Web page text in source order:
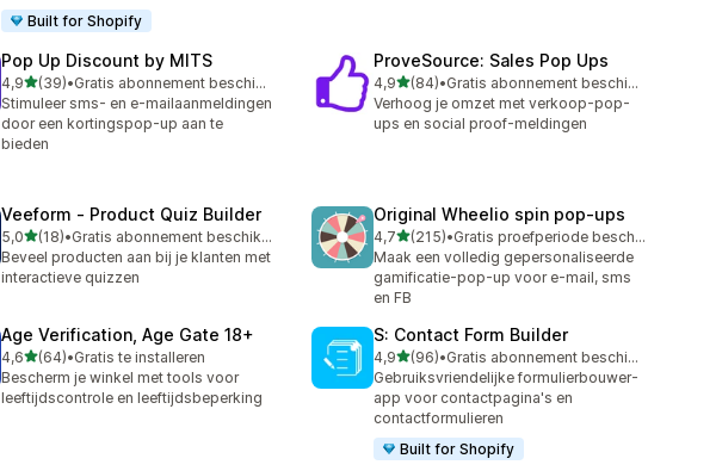
Built for Shopify
Pop Up Discount by MITS
4,9van 5 sterren
(39)
39 recensies in totaal
•
Gratis abonnement beschikbaar
Stimuleer sms- en e-mailaanmeldingen
door een kortingspop-up aan te
bieden
ProveSource: Sales Pop Ups
4,9van 5 sterren
(84)
84 recensies in totaal
•
Gratis abonnement beschikbaar
Verhoog je omzet met verkoop-pop-
ups en social proof-meldingen
Veeform ‑ Product Quiz Builder
5,0van 5 sterren
(18)
18 recensies in totaal
•
Gratis abonnement beschikbaar
Beveel producten aan bij je klanten met
interactieve quizzen
Original Wheelio spin pop‑ups
4,7van 5 sterren
(215)
215 recensies in totaal
•
Gratis proefperiode beschikbaar
Maak een volledig gepersonaliseerde
gamificatie-pop-up voor e-mail, sms
en FB
Age Verification, Age Gate 18+
4,6van 5 sterren
(64)
64 recensies in totaal
•Gratis te installeren
Bescherm je winkel met tools voor
leeftijdscontrole en leeftijdsbeperking
S: Contact Form Builder
4,9van 5 sterren
(96)
96 recensies in totaal
•
Gratis abonnement beschikbaar
Gebruiksvriendelijke formulierbouwer-
app voor contactpagina's en
contactformulieren
Built for Shopify